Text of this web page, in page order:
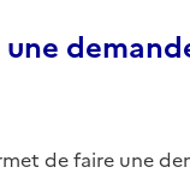
de faire une